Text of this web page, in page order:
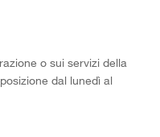
o sui servizi della
dal lunedì al